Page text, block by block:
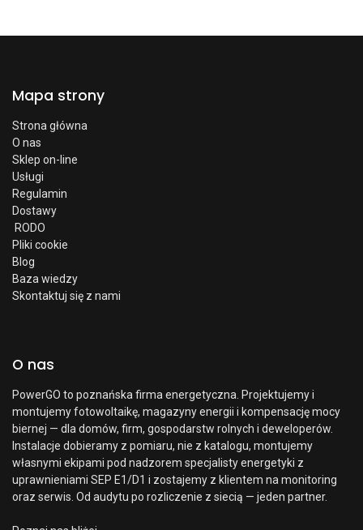
Mapa strony
Strona główna
O nas
Sklep on-line
Usługi
Regulamin
Dostawy
RODO
Pliki cookie
Blog
Baza wiedzy
Skontaktuj się z nami
O nas
PowerGO to poznańska firma energetyczna. Projektujemy i
montujemy fotowoltaikę, magazyny energii i kompensację mocy
biernej — dla domów, firm, gospodarstw rolnych i deweloperów.
Instalacje dobieramy z pomiaru, nie z katalogu, montujemy
własnymi ekipami pod nadzorem specjalisty energetyki z
uprawnieniami SEP E1/D1 i zostajemy z klientem na monitoring
oraz serwis. Od audytu po rozliczenie z siecią — jeden partner.